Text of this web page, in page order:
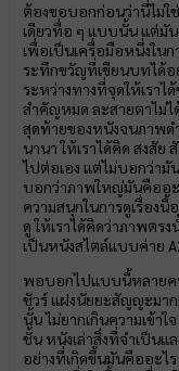
ต้องขอบอกก่อนว่านี่ไม่ใ
เดียวทื่อ ๆ แบบนั้น แต่มัน
เพื่อเป็นเครื่อมือหนึ่งในก
ระทึกขวัญที่เขียนบทได้อ
ระหว่างทางที่จุดให้เรา
สำคัญหมด ละสายตาไม่
สุดท้ายของหนังจนภาพด
นานา ให้เราได้คิด สงสัย
ไปต่อเอง แต่ไม่บอกว่า
บอกว่าภาพใหญ่มันคืออะ
ความสนุกในการดูเรื่องนี้
ดู ให้เราได้คิดว่าภาพตร
เป็นหนังสไตล์แบบค่าย
พอบอกไปแบบนี้หลายค
ชัวร์ แฝงนัยยะสัญญะมา
นั้น ไม่ยากเกินความเข้า
ชั้น หนังเล่าสิ่งที่จำเป็นแ
อย่างที่เกิดขึ้นมันคืออะไร